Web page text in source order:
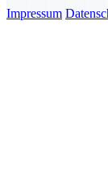
Impressum